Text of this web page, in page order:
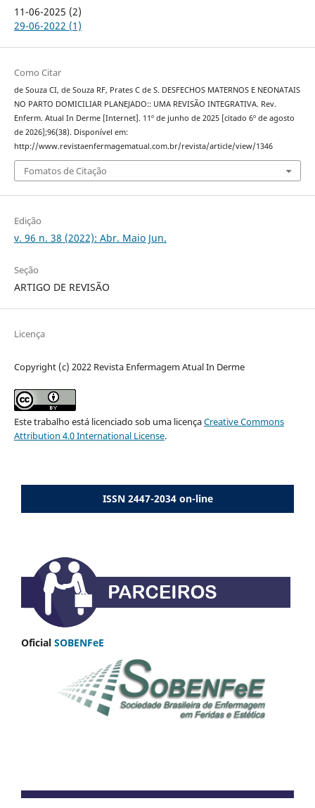
11-06-2025 (2)
29-06-2022 (1)
Como Citar
de Souza CI, de Souza RF, Prates C de S. DESFECHOS MATERNOS E NEONATAIS
NO PARTO DOMICILIAR PLANEJADO:: UMA REVISÃO INTEGRATIVA. Rev.
Enferm. Atual In Derme [Internet]. 11º de junho de 2025 [citado 6º de agosto
de 2026];96(38). Disponível em:
http://www.revistaenfermagematual.com.br/revista/article/view/1346
Fomatos de Citação
Edição
v. 96 n. 38 (2022): Abr. Maio Jun.
Seção
ARTIGO DE REVISÃO
Licença
Copyright (c) 2022 Revista Enfermagem Atual In Derme
Este trabalho está licenciado sob uma licençaCreative Commons
Attribution 4.0 International License.
ISSN 2447-2034 on-line
Oficial SOBENFeE